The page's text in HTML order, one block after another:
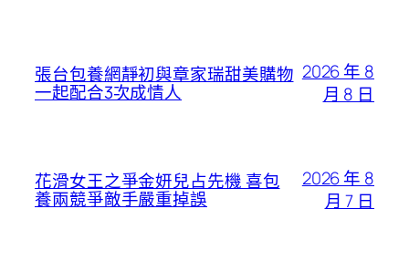
張台包養網靜初與章家瑞甜美購物
一起配合3次成情人
2026 年 8
月 8 日
花滑女王之爭金妍兒占先機 喜包
養兩競爭敵手嚴重掉誤
2026 年 8
月 7 日